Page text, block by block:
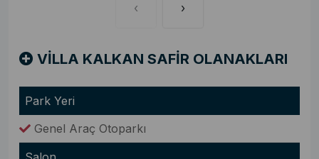
‹ ›
VİLLA KALKAN SAFİR OLANAKLARI
Park Yeri
Genel Araç Otoparkı